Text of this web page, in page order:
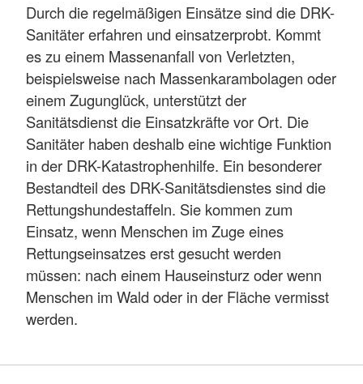
Durch die regelmäßigen Einsätze sind die DRK-
Sanitäter erfahren und einsatzerprobt. Kommt
es zu einem Massenanfall von Verletzten,
beispielsweise nach Massenkarambolagen oder
einem Zugunglück, unterstützt der
Sanitätsdienst die Einsatzkräfte vor Ort. Die
Sanitäter haben deshalb eine wichtige Funktion
in der DRK-Katastrophenhilfe. Ein besonderer
Bestandteil des DRK-Sanitätsdienstes sind die
Rettungshundestaffeln. Sie kommen zum
Einsatz, wenn Menschen im Zuge eines
Rettungseinsatzes erst gesucht werden
müssen: nach einem Hauseinsturz oder wenn
Menschen im Wald oder in der Fläche vermisst
werden.